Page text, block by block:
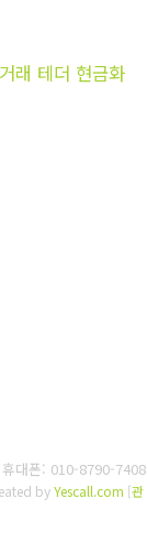
래 테더 현금화
휴대폰: 010-8790-7408
byYescall.com [관